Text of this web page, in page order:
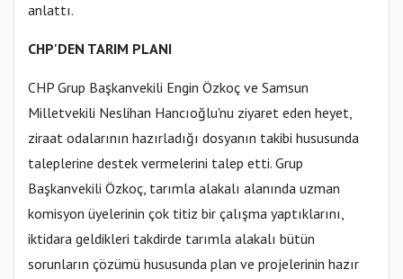
anlattı.
CHP'DEN TARIM PLANI
CHP Grup Başkanvekili Engin Özkoç ve Samsun
Milletvekili Neslihan Hancıoğlu'nu ziyaret eden heyet,
ziraat odalarının hazırladığı dosyanın takibi hususunda
taleplerine destek vermelerini talep etti. Grup
Başkanvekili Özkoç, tarımla alakalı alanında uzman
komisyon üyelerinin çok titiz bir çalışma yaptıklarını,
iktidara geldikleri takdirde tarımla alakalı bütün
sorunların çözümü hususunda plan ve projelerinin hazır